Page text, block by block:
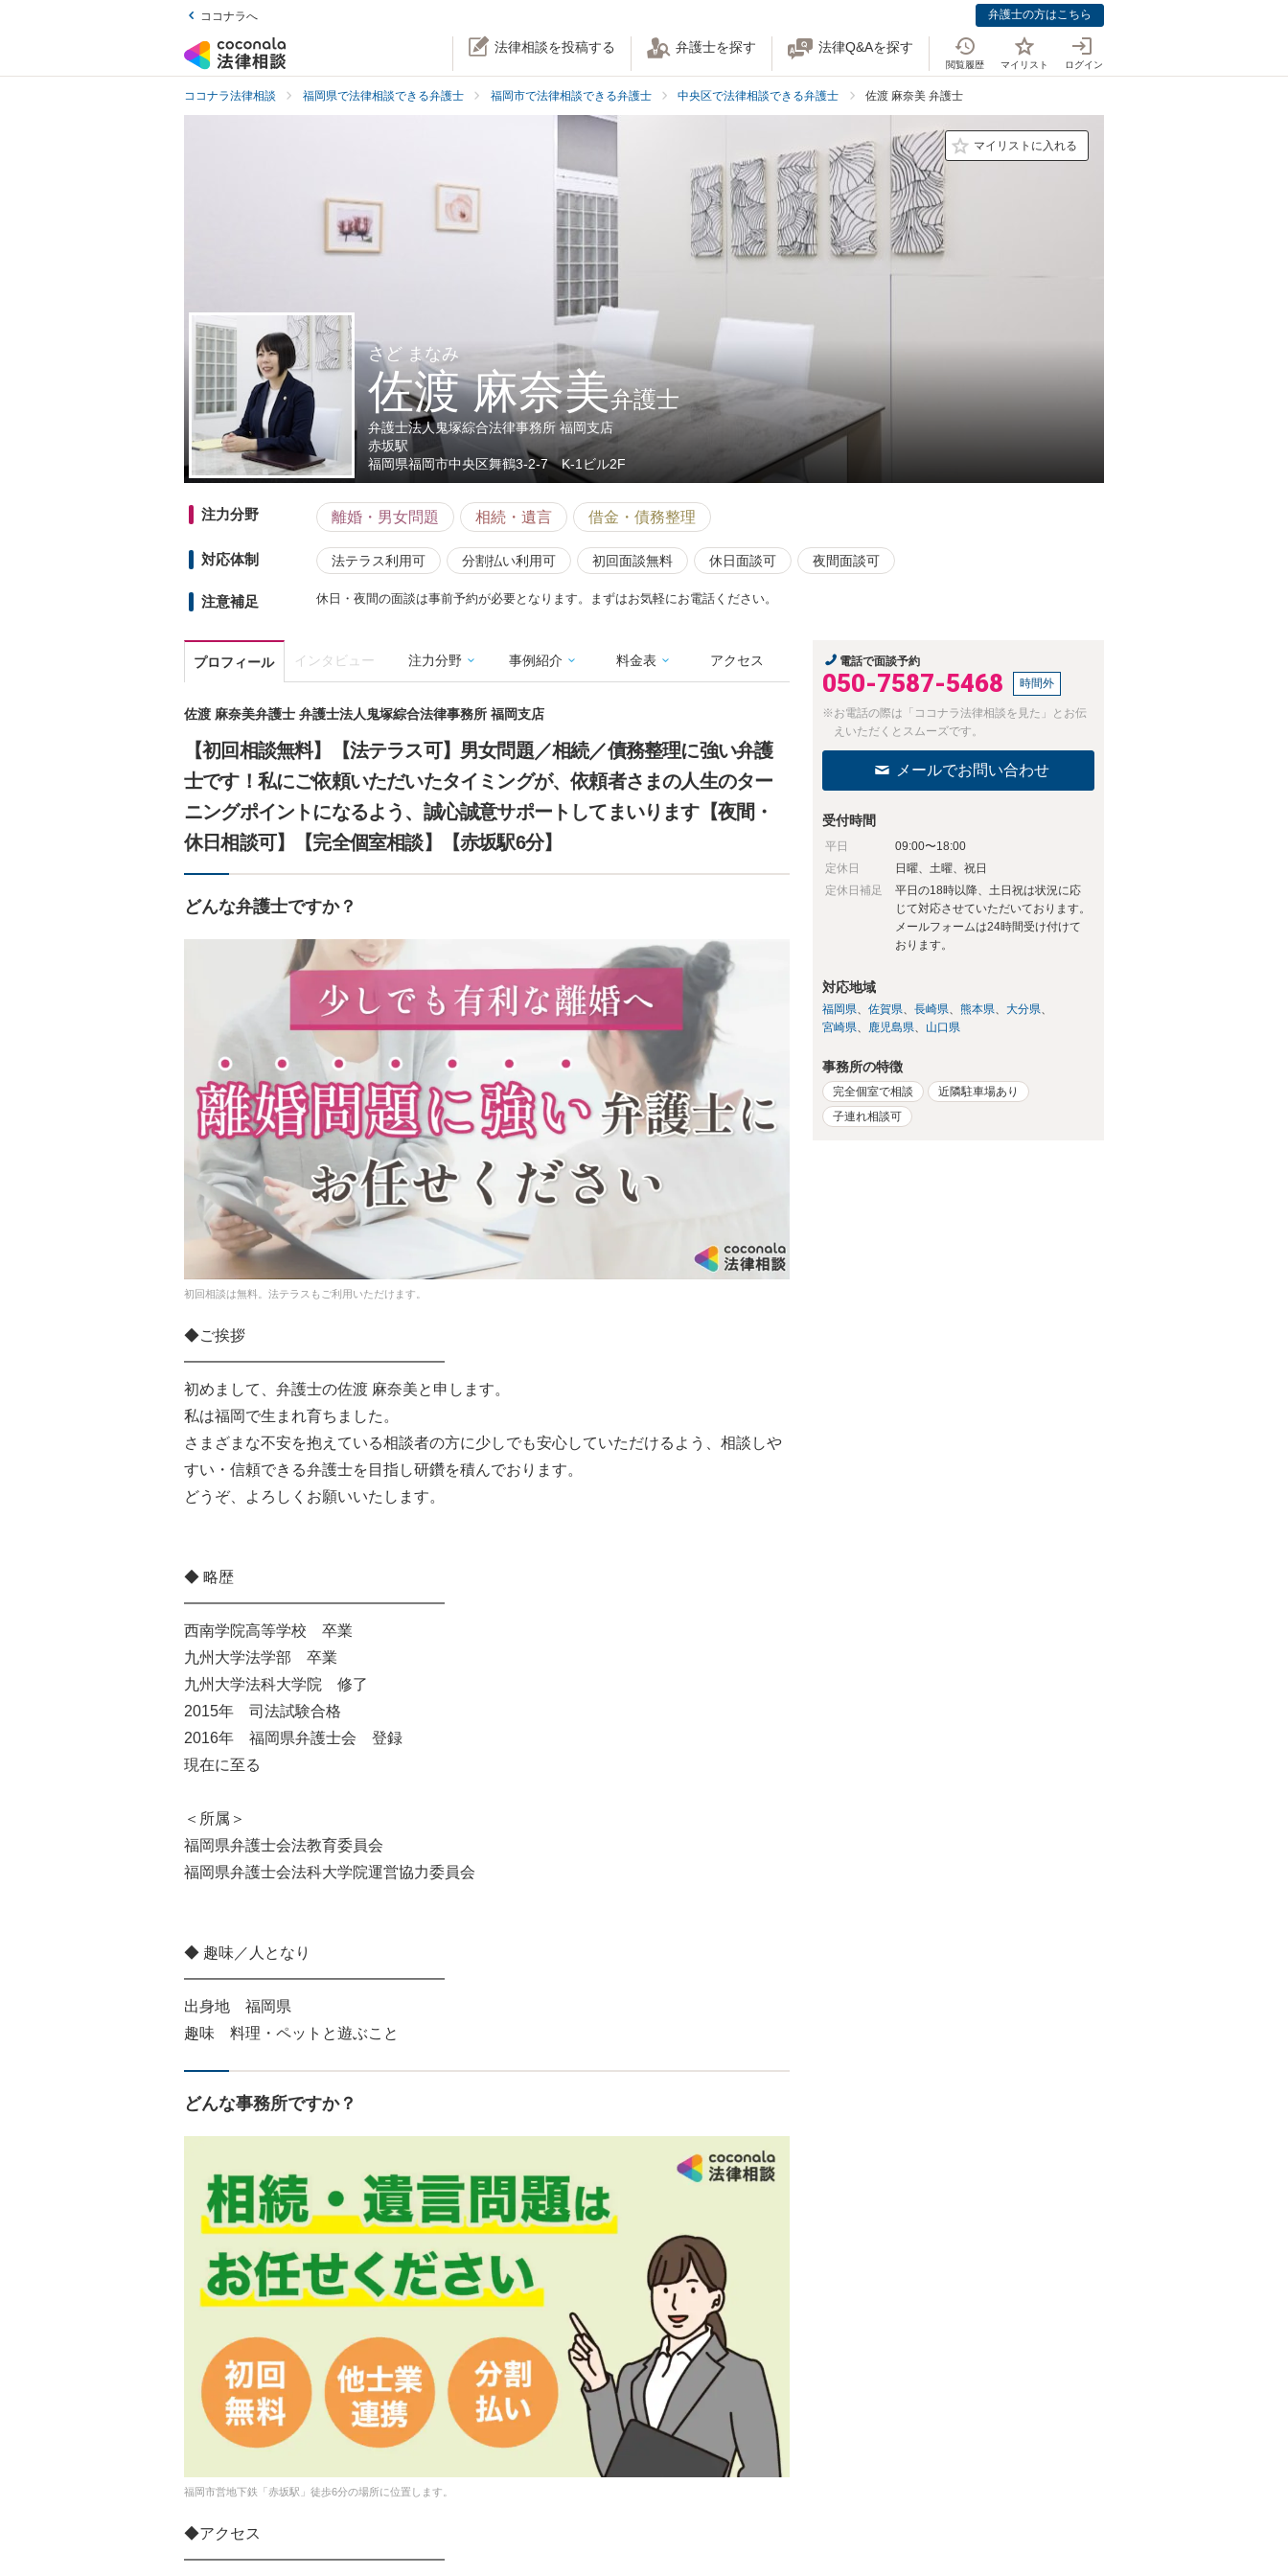
ココナラへ 弁護士の方はこちら
法律相談を投稿する 弁護士を探す 法律Q&Aを探す
閲覧履歴 マイリスト ログイン
ココナラ法律相談 福岡県で法律相談できる弁護士 福岡市で法律相談できる弁護士 中央区で法律相談できる弁護士 佐渡 麻奈美 弁護士
マイリストに入れる
さど まなみ
佐渡 麻奈美弁護士
弁護士法人鬼塚綜合法律事務所 福岡支店
赤坂駅
福岡県福岡市中央区舞鶴3-2-7 K-1ビル2F
注力分野 離婚・男女問題 相続・遺言 借金・債務整理
対応体制 法テラス利用可 分割払い利用可 初回面談無料 休日面談可 夜間面談可
注意補足 休日・夜間の面談は事前予約が必要となります。まずはお気軽にお電話ください。
プロフィール インタビュー 注力分野 事例紹介 料金表 アクセス
佐渡 麻奈美弁護士 弁護士法人鬼塚綜合法律事務所 福岡支店
【初回相談無料】【法テラス可】男女問題／相続／債務整理に強い弁護
士です！私にご依頼いただいたタイミングが、依頼者さまの人生のター
ニングポイントになるよう、誠心誠意サポートしてまいります【夜間・
休日相談可】【完全個室相談】【赤坂駅6分】
どんな弁護士ですか？
初回相談は無料。法テラスもご利用いただけます。
◆ご挨拶
━━━━━━━━━━━━━━━━━
初めまして、弁護士の佐渡 麻奈美と申します。
私は福岡で生まれ育ちました。
さまざまな不安を抱えている相談者の方に少しでも安心していただけるよう、相談しや
すい・信頼できる弁護士を目指し研鑽を積んでおります。
どうぞ、よろしくお願いいたします。
◆ 略歴
━━━━━━━━━━━━━━━━━
西南学院高等学校 卒業
九州大学法学部 卒業
九州大学法科大学院 修了
2015年 司法試験合格
2016年 福岡県弁護士会 登録
現在に至る
＜所属＞
福岡県弁護士会法教育委員会
福岡県弁護士会法科大学院運営協力委員会
◆ 趣味／人となり
━━━━━━━━━━━━━━━━━
出身地 福岡県
趣味 料理・ペットと遊ぶこと
どんな事務所ですか？
福岡市営地下鉄「赤坂駅」徒歩6分の場所に位置します。
◆アクセス
━━━━━━━━━━━━━━━━━
電話で面談予約
050-7587-5468 時間外
※お電話の際は「ココナラ法律相談を見た」とお伝
えいただくとスムーズです。
メールでお問い合わせ
受付時間
平日
09:00〜18:00
定休日
日曜、土曜、祝日
定休日補足
平日の18時以降、土日祝は状況に応
じて対応させていただいております。
メールフォームは24時間受け付けて
おります。
対応地域
福岡県 佐賀県 長崎県 熊本県
大分県
宮崎県
鹿児島県 山口県
事務所の特徴
完全個室で相談
近隣駐車場あり
子連れ相談可